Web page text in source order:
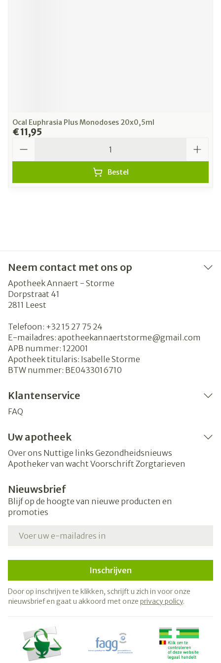
Ocal Euphrasia Plus Monodoses 20x0,5ml
€ 11,95
Bestel
Neem contact met ons op
Apotheek Annaert - Storme
Dorpstraat 41
2811 Leest
Telefoon: +32 15 27 75 24
E-mailadres: apotheekannaertstorme@gmail.com
APB nummer: 122001
Apotheek titularis: Isabelle Storme
BTW nummer: BE0433016710
Klantenservice
FAQ
Uw apotheek
Over ons Nuttige links Gezondheidsnieuws
Apotheker van wacht Voorschrift Zorgtarieven
Nieuwsbrief
Blijf op de hoogte van nieuwe producten en
promoties
Inschrijven
Door op inschrijven te klikken, schrijft u zich in voor onze
nieuwsbrief en gaat u akkoord met onze privacy policy.